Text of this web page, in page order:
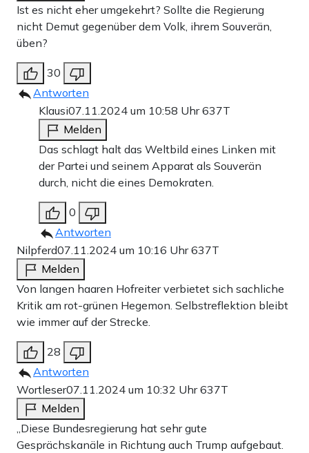
Ist es nicht eher umgekehrt? Sollte die Regierung
nicht Demut gegenüber dem Volk, ihrem Souverän,
üben?
30
Antworten
Klausi07.11.2024 um 10:58 Uhr637T
Melden
Das schlagt halt das Weltbild eines Linken mit
der Partei und seinem Apparat als Souverän
durch, nicht die eines Demokraten.
0
Antworten
Nilpferd07.11.2024 um 10:16 Uhr637T
Melden
Von langen haaren Hofreiter verbietet sich sachliche
Kritik am rot-grünen Hegemon. Selbstreflektion bleibt
wie immer auf der Strecke.
28
Antworten
Wortleser07.11.2024 um 10:32 Uhr637T
Melden
„Diese Bundesregierung hat sehr gute
Gesprächskanäle in Richtung auch Trump aufgebaut.